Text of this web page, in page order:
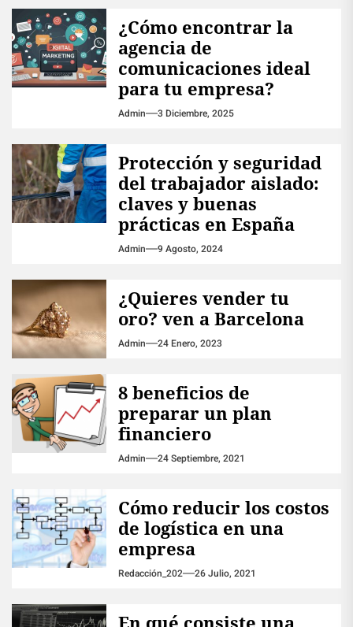
¿Cómo encontrar la
agencia de
comunicaciones ideal
para tu empresa?
Admin 3 Diciembre, 2025
Protección y seguridad
del trabajador aislado:
claves y buenas
prácticas en España
Admin 9 Agosto, 2024
¿Quieres vender tu
oro? ven a Barcelona
Admin 24 Enero, 2023
8 beneficios de
preparar un plan
financiero
Admin 24 Septiembre, 2021
Cómo reducir los costos
de logística en una
empresa
Redacción_202 26 Julio, 2021
En qué consiste una